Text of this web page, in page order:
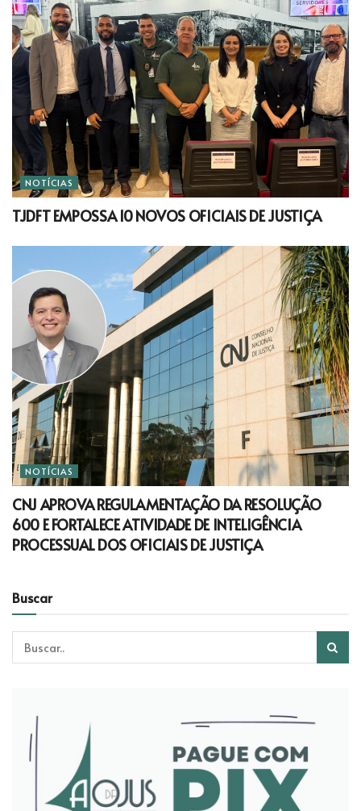
NOTÍCIAS
TJDFT EMPOSSA 10 NOVOS OFICIAIS DE JUSTIÇA
NOTÍCIAS
CNJ APROVA REGULAMENTAÇÃO DA RESOLUÇÃO
600 E FORTALECE ATIVIDADE DE INTELIGÊNCIA
PROCESSUAL DOS OFICIAIS DE JUSTIÇA
Buscar